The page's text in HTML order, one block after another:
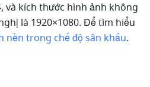
và kích thước hình ảnh không
là 1920×1080. Để tìm hiểu
nền trong chế độ sân khấu.